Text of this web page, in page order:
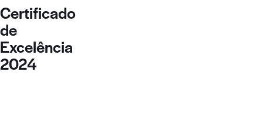
Certificado
de
Excelência
2024